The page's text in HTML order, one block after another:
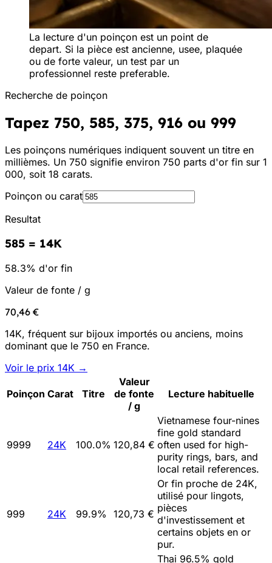
La lecture d'un poinçon est un point de
depart. Si la pièce est ancienne, usee, plaquée
ou de forte valeur, un test par un
professionnel reste preferable.
Recherche de poinçon
Tapez 750, 585, 375, 916 ou 999
Les poinçons numériques indiquent souvent un titre en
millièmes. Un 750 signifie environ 750 parts d'or fin sur 1
000, soit 18 carats.
Poinçon ou carat
Resultat
585 = 14K
58.3% d'or fin
Valeur de fonte / g
70,46 €
14K, fréquent sur bijoux importés ou anciens, moins
dominant que le 750 en France.
Voir le prix 14K →
Poinçon Carat Titre
Valeur
de fonte
/ g
Lecture habituelle
9999 24K 100.0% 120,84 €
Vietnamese four-nines
fine gold standard
often used for high-
purity rings, bars, and
local retail references.
999 24K 99.9% 120,73 €
Or fin proche de 24K,
utilisé pour lingots,
pièces
d'investissement et
certains objets en or
pur.
Thai 96.5% gold